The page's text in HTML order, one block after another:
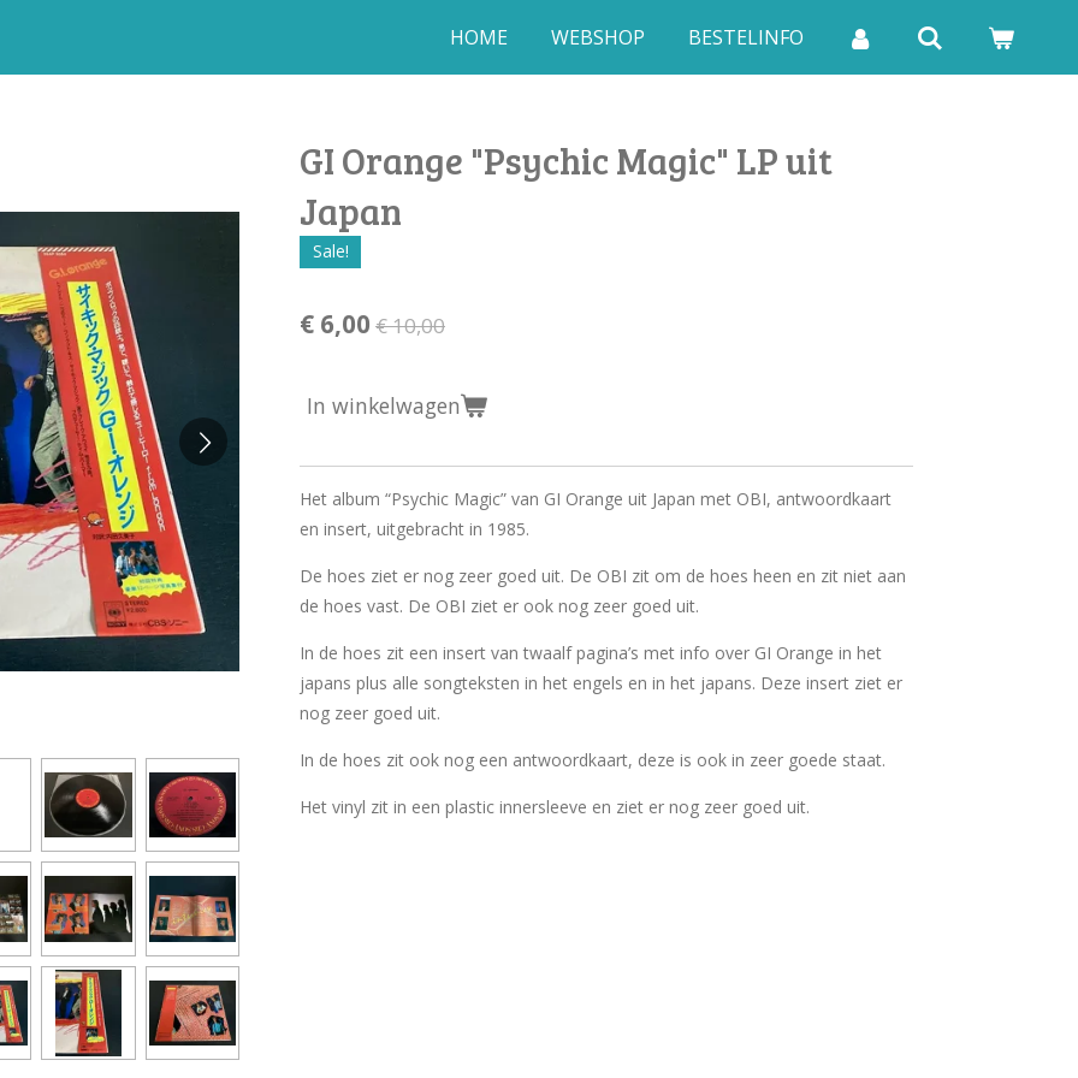
HOME WEBSHOP BESTELINFO
GI Orange "Psychic Magic" LP uit
Japan
Sale!
€ 6,00 € 10,00
In winkelwagen
Het album “Psychic Magic” van GI Orange uit Japan met OBI, antwoordkaart
en insert, uitgebracht in 1985.
De hoes ziet er nog zeer goed uit. De OBI zit om de hoes heen en zit niet aan
de hoes vast. De OBI ziet er ook nog zeer goed uit.
In de hoes zit een insert van twaalf pagina’s met info over GI Orange in het
japans plus alle songteksten in het engels en in het japans. Deze insert ziet er
nog zeer goed uit.
In de hoes zit ook nog een antwoordkaart, deze is ook in zeer goede staat.
Het vinyl zit in een plastic innersleeve en ziet er nog zeer goed uit.